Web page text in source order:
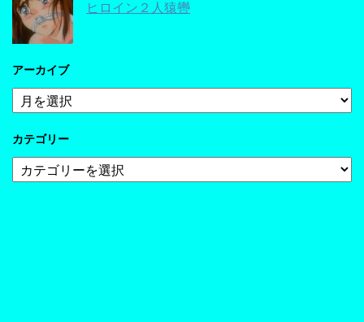
ヒロイン２人猿轡
アーカイブ
ア
ー
イ
カテゴリー
テ